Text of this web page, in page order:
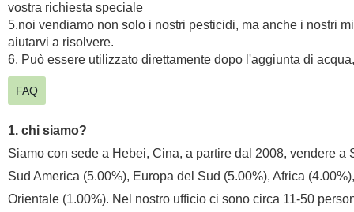
vostra richiesta speciale
5.noi vendiamo non solo i nostri pesticidi, ma anche i nostri
aiutarvi a risolvere.
6. Può essere utilizzato direttamente dopo l'aggiunta di
FAQ
1. chi siamo?
Siamo con sede a Hebei, Cina, a partire dal 2008, vendere
Sud America (5.00%), Europa del Sud (5.00%), Africa
Orientale (1.00%). Nel nostro ufficio ci sono circa 11-50